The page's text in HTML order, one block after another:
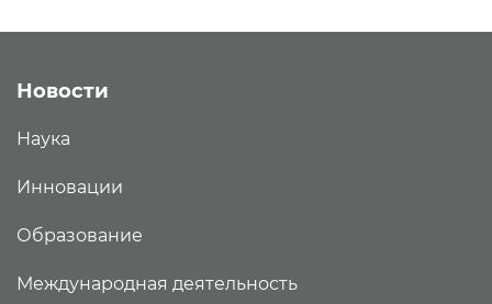
Новости
Наука
Инновации
Образование
Международная деятельность